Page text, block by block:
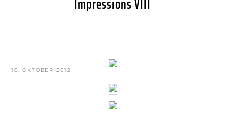
VERÖFFENTLICHT
10. OKTOBER 2012